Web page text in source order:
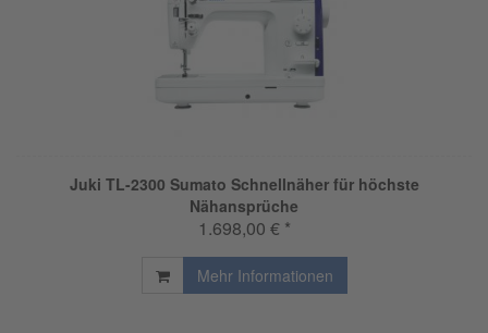
Juki TL-2300 Sumato Schnellnäher für höchste
Nähansprüche
1.698,00 € *
Mehr Informationen